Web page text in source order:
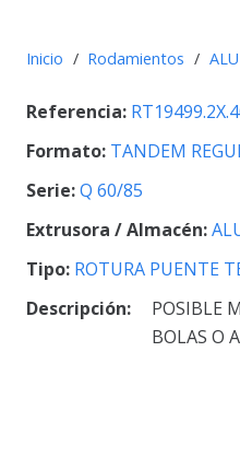
Inicio / Rodamientos /
Referencia:
Formato: TANDEM
Serie:Q 60/85
Extrusora / Almacén:
Tipo: ROTURA PUENTE
Descripción:
POSIBLE
BOLAS O